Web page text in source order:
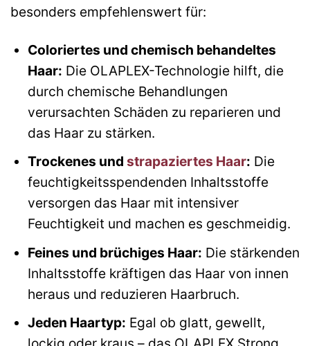
besonders empfehlenswert für:
Coloriertes und chemisch behandeltes
Haar: Die OLAPLEX-Technologie hilft, die
durch chemische Behandlungen
verursachten Schäden zu reparieren und
das Haar zu stärken.
Trockenes und strapaziertes Haar: Die
feuchtigkeitsspendenden Inhaltsstoffe
versorgen das Haar mit intensiver
Feuchtigkeit und machen es geschmeidig.
Feines und brüchiges Haar: Die stärkenden
Inhaltsstoffe kräftigen das Haar von innen
heraus und reduzieren Haarbruch.
Jeden Haartyp: Egal ob glatt, gewellt,